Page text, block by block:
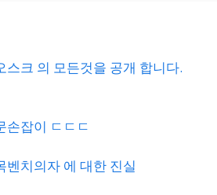
스크 의 모든것을 공개 합니다.
손잡이 ㄷㄷㄷ
벤치의자 에 대한 진실